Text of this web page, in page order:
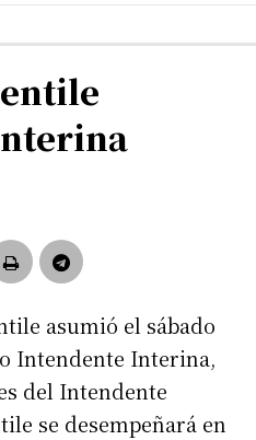
asumió el sábado
Intendente Interina,
del Intendente
se desempeñará en